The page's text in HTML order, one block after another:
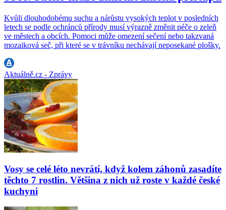
Kvůli dlouhodobému suchu a nárůstu vysokých teplot v posledních
letech se podle ochránců přírody musí výrazně změnit péče o zeleň
ve městech a obcích. Pomoci může omezení sečení nebo takzvaná
mozaiková seč, při které se v trávníku nechávají neposekané plošky.
Aktuálně.cz - Zprávy
Vosy se celé léto nevrátí, když kolem záhonů zasadíte
těchto 7 rostlin. Většina z nich už roste v každé české
kuchyni